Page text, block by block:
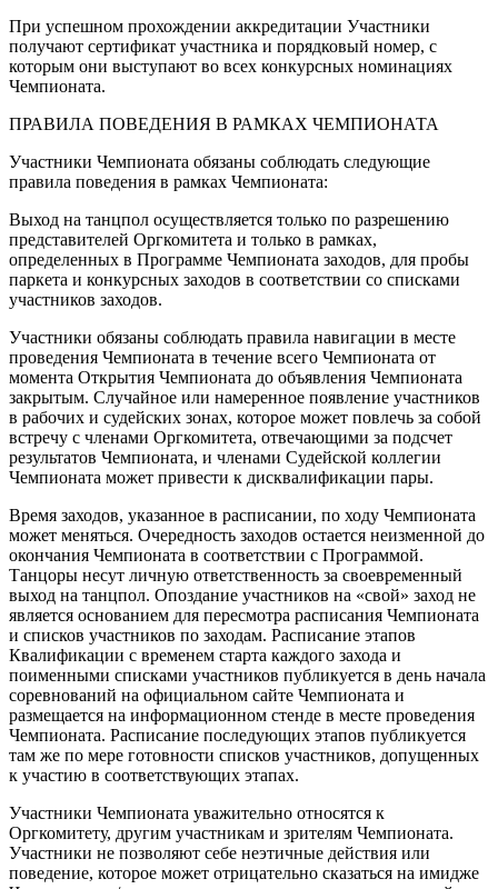
При успешном прохождении аккредитации Участники
получают сертификат участника и порядковый номер, с
которым они выступают во всех конкурсных номинациях
Чемпионата.
ПРАВИЛА ПОВЕДЕНИЯ В РАМКАХ ЧЕМПИОНАТА
Участники Чемпионата обязаны соблюдать следующие
правила поведения в рамках Чемпионата:
Выход на танцпол осуществляется только по разрешению
представителей Оргкомитета и только в рамках,
определенных в Программе Чемпионата заходов, для пробы
паркета и конкурсных заходов в соответствии со списками
участников заходов.
Участники обязаны соблюдать правила навигации в месте
проведения Чемпионата в течение всего Чемпионата от
момента Открытия Чемпионата до объявления Чемпионата
закрытым. Случайное или намеренное появление участников
в рабочих и судейских зонах, которое может повлечь за собой
встречу с членами Оргкомитета, отвечающими за подсчет
результатов Чемпионата, и членами Судейской коллегии
Чемпионата может привести к дисквалификации пары.
Время заходов, указанное в расписании, по ходу Чемпионата
может меняться. Очередность заходов остается неизменной до
окончания Чемпионата в соответствии с Программой.
Танцоры несут личную ответственность за своевременный
выход на танцпол. Опоздание участников на «свой» заход не
является основанием для пересмотра расписания Чемпионата
и списков участников по заходам. Расписание этапов
Квалификации с временем старта каждого захода и
поименными списками участников публикуется в день начала
соревнований на официальном сайте Чемпионата и
размещается на информационном стенде в месте проведения
Чемпионата. Расписание последующих этапов публикуется
там же по мере готовности списков участников, допущенных
к участию в соответствующих этапах.
Участники Чемпионата уважительно относятся к
Оргкомитету, другим участникам и зрителям Чемпионата.
Участники не позволяют себе неэтичные действия или
поведение, которое может отрицательно сказаться на имидже